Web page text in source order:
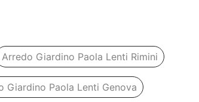
Arredo Giardino Paola Lenti Rimini
Giardino Paola Lenti Genova